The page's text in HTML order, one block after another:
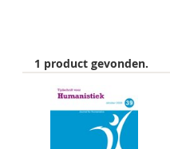
1 product gevonden.